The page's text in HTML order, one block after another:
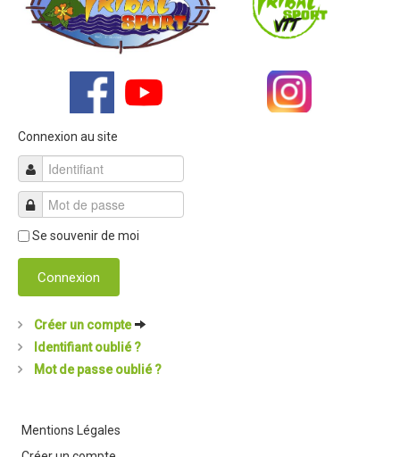
Connexion au site
Se souvenir de moi
Connexion
Créer un compte
Identifiant oublié ?
Mot de passe oublié ?
Mentions Légales